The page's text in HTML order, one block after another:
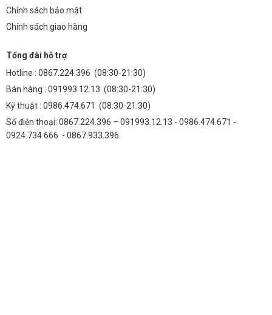
Chính sách bảo mật
Chính sách giao hàng
Tổng đài hỗ trợ
Hotline : 0867.224.396 (08:30-21:30)
Bán hàng : 091993.12.13 (08:30-21:30)
Kỹ thuật : 0986.474.671 (08:30-21:30)
Số điện thoại: 0867.224.396 – 091993.12.13 - 0986.474.671 -
0924.734.666 - 0867.933.396